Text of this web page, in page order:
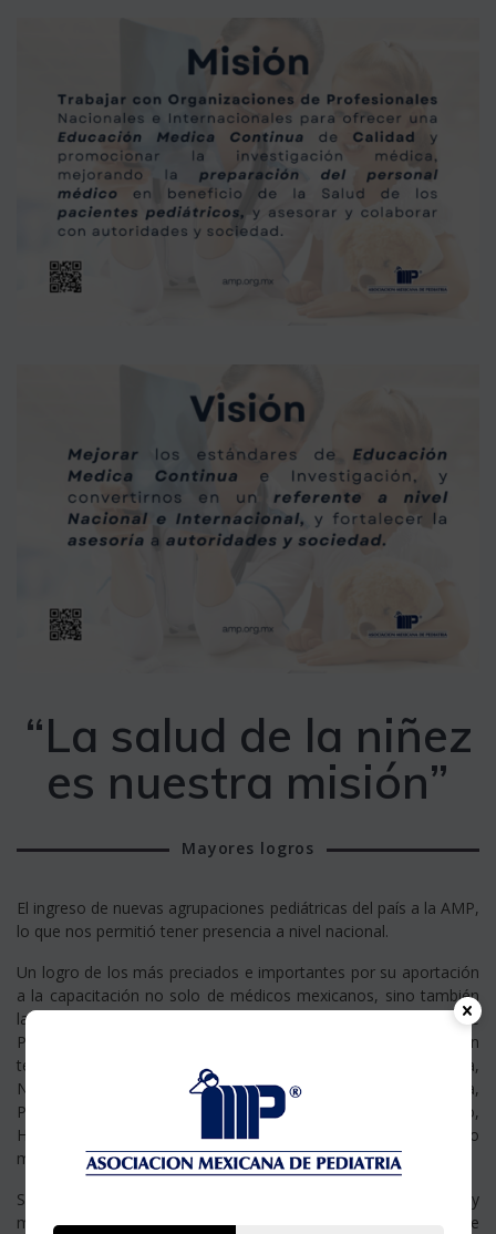
“La salud de la niñez
es nuestra misión”
Mayores logros
El ingreso de nuevas agrupaciones pediátricas del país a la AMP,
lo que nos permitió tener presencia a nivel nacional.
Un logro de los más preciados e importantes por su aportación
a la capacitación no solo de médicos mexicanos, sino también
latinoamericanos lo constituyen los libros de la serie Temas de
Pediatría que se publicaron desde 1994, fueron 16 libros con
temas sobre Inmunizaciones, Nutrición, Infectología,
Neonatología, Urgencias, Terapia Intensiva, Endocrinología,
Psiquiatría, Biología Molecular en el Diagnóstico Clínico,
Hepatitis, Medicina Interna, Diarrea aguda, Bioética, El niño
maltratado, Cirugía Pediátrica.
Se han tenido programas de capacitación para padres y
maestros de primaria desde hace más de 20 años en temas de